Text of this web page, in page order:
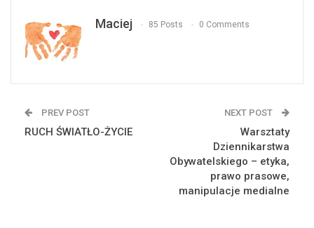
Maciej 85 Posts 0 Comments
PREV POST
RUCH ŚWIATŁO-ŻYCIE
NEXT POST
Warsztaty
Dziennikarstwa
Obywatelskiego – etyka,
prawo prasowe,
manipulacje medialne